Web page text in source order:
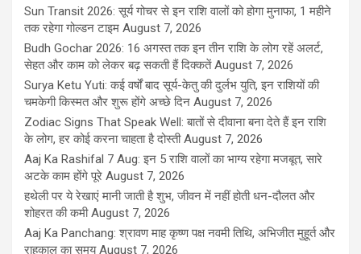
Sun Transit 2026: सूर्य गोचर से इन राशि वालों को होगा मुनाफा, 1 महीने
तक रहेगा गोल्डन टाइम August 7, 2026
Budh Gochar 2026: 16 अगस्त तक इन तीन राशि के लोग रहें अलर्ट,
सेहत और काम को लेकर बढ़ सकती हैं दिक्कतें August 7, 2026
Surya Ketu Yuti: कई वर्षों बाद सूर्य-केतु की दुर्लभ युति, इन राशियों की
चमकेगी किस्मत और शुरू होंगे अच्छे दिन August 7, 2026
Zodiac Signs That Speak Well: बातों से दीवाना बना देते हैं इन राशि
के लोग, हर कोई करना चाहता है दोस्ती August 7, 2026
Aaj Ka Rashifal 7 Aug: इन 5 राशि वालों का भाग्य रहेगा मजबूत, सारे
अटके काम होंगे पूरे August 7, 2026
हथेली पर ये रेखाएं मानी जाती है शुभ, जीवन में नहीं होती धन-दौलत और
शोहरत की कमी August 7, 2026
Aaj Ka Panchang: श्रावण माह कृष्ण पक्ष नवमी तिथि, अभिजीत मुहूर्त और
राहुकाल का समय August 7, 2026